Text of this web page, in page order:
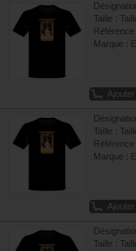
Taille :
Marque :
Taille :
Marque :
Taille :